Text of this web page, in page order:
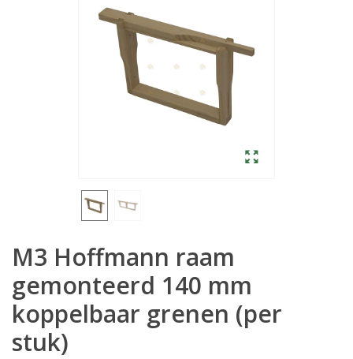
M3 Hoffmann raam
gemonteerd 140 mm
koppelbaar grenen (per
stuk)